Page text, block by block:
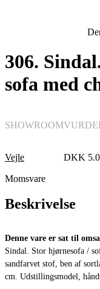
Sofaer, sofagrupper
306.
sofa med
SHOWROOM
Vejle DKK
Momsvare
Beskrivelse
Denne vare er sat til
Sindal. Stor hjørnesofa /
sandfarvet stof, ben af
cm. Udstillingsmodel,